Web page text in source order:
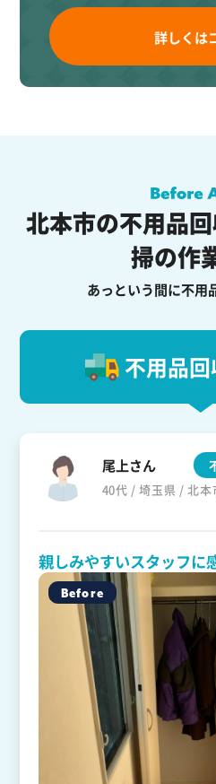
詳しくは
北本市の不用品
掃の作
あっという間に不用
不用品
尾上さん
40代 / 埼玉県 / 北本
親しみやすいスタッフに